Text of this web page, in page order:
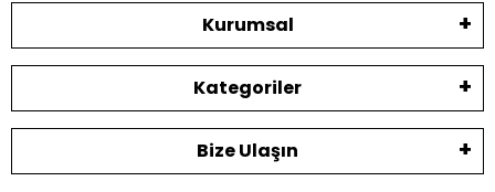
Kurumsal
Kategoriler
Bize Ulaşın